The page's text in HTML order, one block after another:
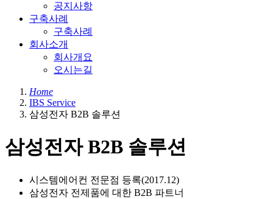
공지사항
구축사례
구축사례
회사소개
회사개요
오시는길
Home
IBS Service
삼성전자 B2B 솔루션
삼성전자 B2B 솔루션
시스템에어컨 전문점 등록(2017.12)
삼성전자 전제품에 대한 B2B 파트너